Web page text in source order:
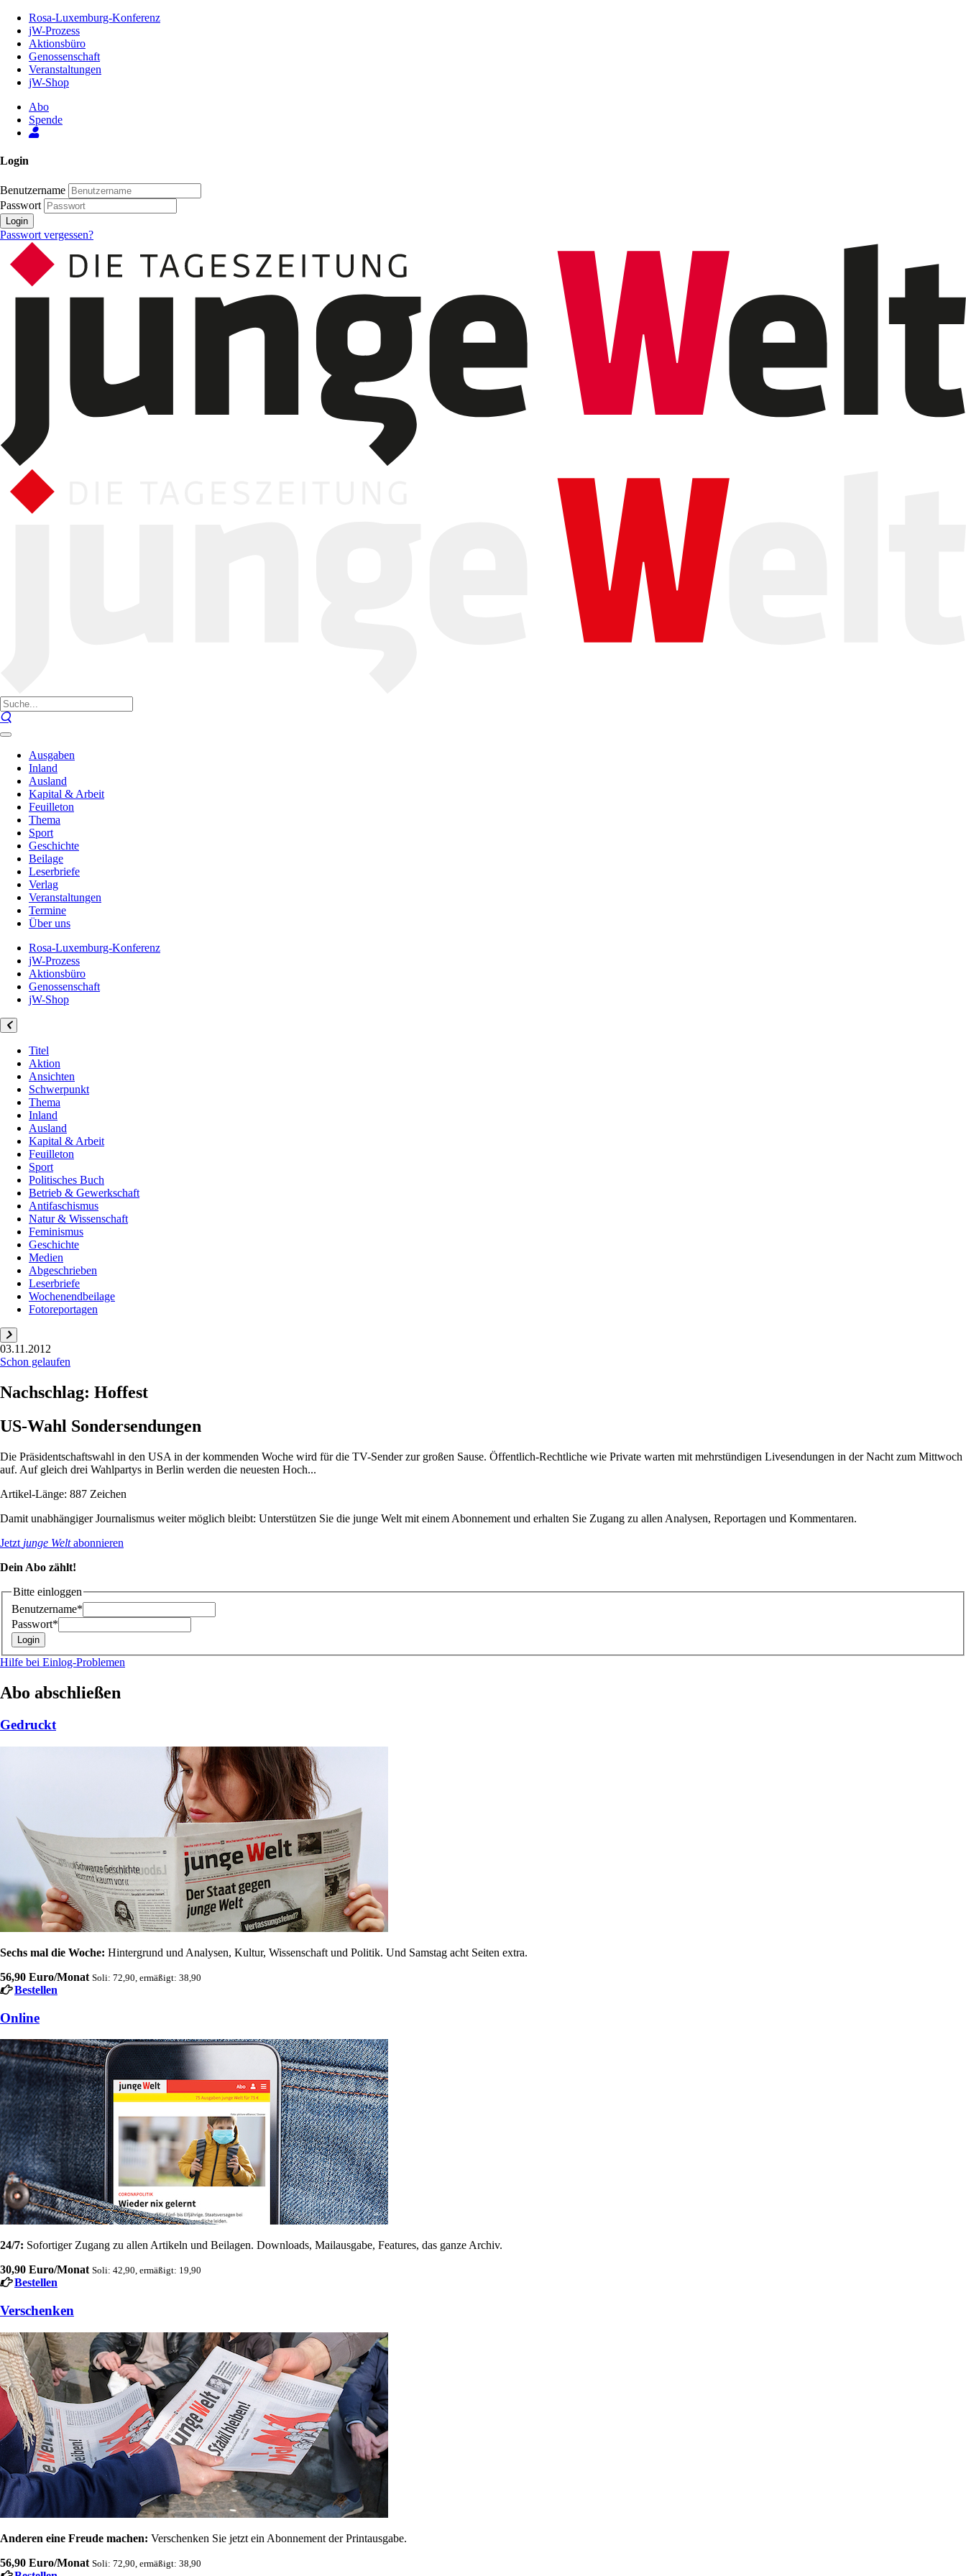
Inhalt
Seite
Rosa-Luxemburg-Konferenz
jW-Prozess
Aktionsbüro
Genossenschaft
Veranstaltungen
jW-Shop
Abo
Spende
Login
Benutzername
Passwort
Login
Passwort vergessen?
Ausgaben
Inland
Ausland
Kapital & Arbeit
Feuilleton
Thema
Sport
Geschichte
Beilage
Leserbriefe
Verlag
Veranstaltungen
Termine
Über uns
Rosa-Luxemburg-Konferenz
jW-Prozess
Aktionsbüro
Genossenschaft
jW-Shop
Titel
Aktion
Ansichten
Schwerpunkt
Thema
Inland
Ausland
Kapital & Arbeit
Feuilleton
Sport
Politisches Buch
Betrieb & Gewerkschaft
Antifaschismus
Natur & Wissenschaft
Feminismus
Geschichte
Medien
Abgeschrieben
Leserbriefe
Wochenendbeilage
Fotoreportagen
03.11.2012
Schon gelaufen
Nachschlag: Hoffest
US-Wahl Sondersendungen
Die Präsidentschaftswahl in den USA in der kommenden Woche wird für die TV-Sender zur großen Sause. Öffentlich-Rechtliche wie Private warten mit mehrstündigen Livesendungen in der Nacht zum Mittwoch
auf. Auf gleich drei Wahlpartys in Berlin werden die neuesten Hoch...
Artikel-Länge: 887 Zeichen
Damit unabhängiger Journalismus weiter möglich bleibt: Unterstützen Sie die junge Welt mit einem Abonnement und erhalten Sie Zugang zu allen Analysen, Reportagen und Kommentaren.
Jetzt junge Weltabonnieren
Dein Abo zählt!
Bitte einloggen
Benutzername*
Passwort*
Hilfe bei Einlog-Problemen
Abo abschließen
Gedruckt
Sechs mal die Woche: Hintergrund und Analysen, Kultur, Wissenschaft und Politik. Und Samstag acht Seiten extra.
56,90 Euro/Monat Soli: 72,90, ermäßigt: 38,90
Bestellen
Online
24/7: Sofortiger Zugang zu allen Artikeln und Beilagen. Downloads, Mailausgabe, Features, das ganze Archiv.
30,90 Euro/Monat Soli: 42,90, ermäßigt: 19,90
Bestellen
Verschenken
Anderen eine Freude machen: Verschenken Sie jetzt ein Abonnement der Printausgabe.
56,90 Euro/Monat Soli: 72,90, ermäßigt: 38,90